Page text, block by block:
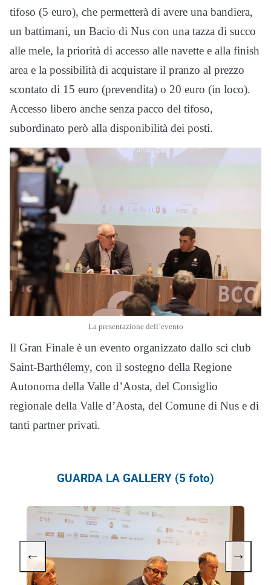
tifoso (5 euro), che permetterà di avere una bandiera,
un battimani, un Bacio di Nus con una tazza di succo
alle mele, la priorità di accesso alle navette e alla finish
area e la possibilità di acquistare il pranzo al prezzo
scontato di 15 euro (prevendita) o 20 euro (in loco).
Accesso libero anche senza pacco del tifoso,
subordinato però alla disponibilità dei posti.
La presentazione dell’evento
Il Gran Finale è un evento organizzato dallo sci club
Saint-Barthélemy, con il sostegno della Regione
Autonoma della Valle d’Aosta, del Consiglio
regionale della Valle d’Aosta, del Comune di Nus e di
tanti partner privati.
GUARDA LA GALLERY (5 foto)
← →